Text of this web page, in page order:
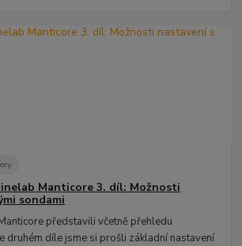
Manticore 3. díl: Možnosti
sondami
představili včetně přehledu
druhém díle jsme si prošli základní nastavení